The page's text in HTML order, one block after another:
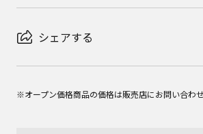
シェアする
※オープン価格商品の価格は販売店にお問い合わせ